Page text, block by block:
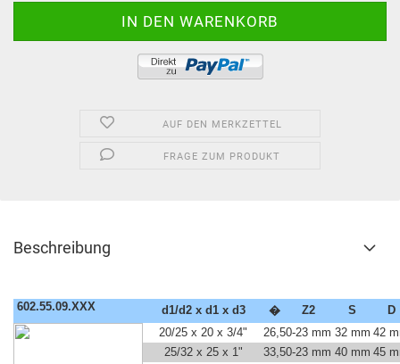
AUF DEN MERKZETTEL
FRAGE ZUM PRODUKT
Beschreibung
602.55.09.XXX d1/d2 x d1 x d3 � Z2 S
D
20/25 x 20 x 3/4"
26,50-23 mm 32 mm 42
25/32 x 25 x 1"
33,50-23 mm 40 mm 45